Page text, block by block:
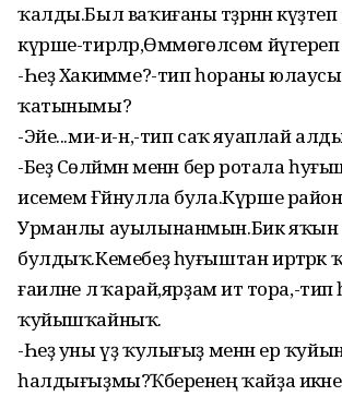
ҡалды.Был ваҡиғаны тәҙрәнән
күрше-тирәләр,Өммөгөлсөм йүгереп
-Һеҙ Хакимәме?-тип һораны
ҡатынымы?
-Эйе...ми-и-н,-тип саҡ яуаплай
-Беҙ Сөләймән менән бер ротала
исемем Ғәйнулла була.Күрше
Урманлы ауылынанмын.Бик яҡын
булдыҡ.Кемебеҙ һуғыштан иртәрәк
ғаиләне лә ҡарай,ярҙам итә тора,-тип
ҡуйышҡайныҡ.
-Һеҙ уны үҙ ҡулығыҙ менән ер
һалдығыҙмы?Ҡәберенең ҡайҙа